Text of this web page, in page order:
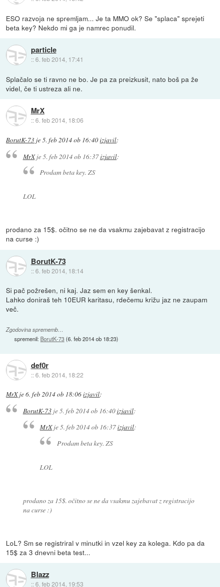
ESO razvoja ne spremljam... Je ta MMO ok? Se "splaca" sprejeti
beta key? Nekdo mi ga je namrec ponudil.
particle
::6. feb 2014, 17:41
Splačalo se ti ravno ne bo. Je pa za preizkusit, nato boš pa že
videl, če ti ustreza ali ne.
MrX
::6. feb 2014, 18:06
BorutK-73 je5. feb 2014 ob 16:40izjavil:
MrXje5. feb 2014 ob 16:37izjavil:
Prodam beta key. ZS
LOL
prodano za 15$. očitno se ne da vsakmu zajebavat z registracijo
na curse :)
BorutK-73
::6. feb 2014, 18:14
Si pač požrešen, ni kaj. Jaz sem en key šenkal.
Lahko doniraš teh 10EUR karitasu, rdečemu križu jaz ne zaupam
več.
Zgodovina sprememb…
spremenil: BorutK-73(6. feb 2014 ob 18:23)
def0r
::6. feb 2014, 18:22
MrXje6. feb 2014 ob 18:06izjavil:
BorutK-73je5. feb 2014 ob 16:40izjavil:
MrXje5. feb 2014 ob 16:37izjavil:
Prodam beta key. ZS
LOL
prodano za 15$. očitno se ne da vsakmu zajebavat z registracijo
na curse :)
LoL? Sm se registriral v minutki in vzel key za kolega. Kdo pa da
15$ za 3 dnevni beta test...
Blazz
::6. feb 2014, 19:53